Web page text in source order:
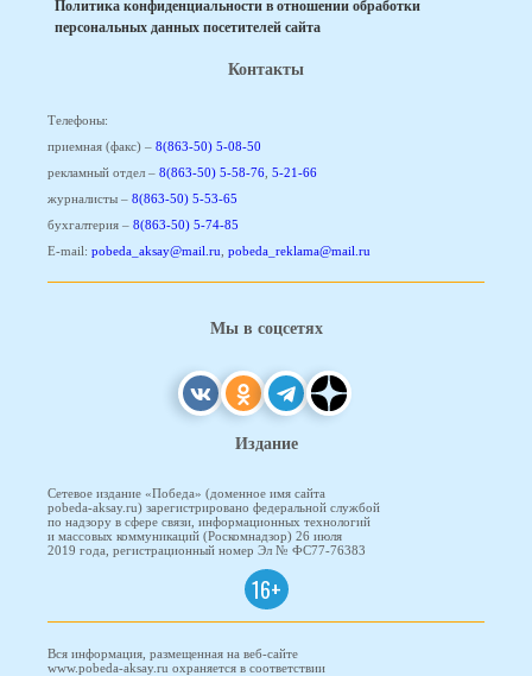
Политика конфиденциальности в отношении обработки
персональных данных посетителей сайта
Контакты
Телефоны:
приемная (факс) – 8(863-50) 5-08-50
рекламный отдел – 8(863-50) 5-58-76 5-21-66
журналисты – 8(863-50) 5-53-65
бухгалтерия – 8(863-50) 5-74-85
E-mail: pobeda_aksay@mail.ru pobeda_reklama@mail.ru
Мы в соцсетях
Издание
Сетевое издание «Победа» (доменное имя сайта
pobeda-aksay.ru) зарегистрировано федеральной службой
по надзору в сфере связи, информационных технологий
и массовых коммуникаций (Роскомнадзор) 26 июля
2019 года, регистрационный номер Эл № ФС77-76383
16+
Вся информация, размещенная на веб-сайте
www.pobeda-aksay.ru охраняется в соответствии